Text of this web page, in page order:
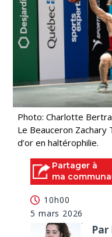
Photo: Charlotte
Le Beauceron
d’or en haltérophilie.
Partager à
ma
10h00
5 mars 2026